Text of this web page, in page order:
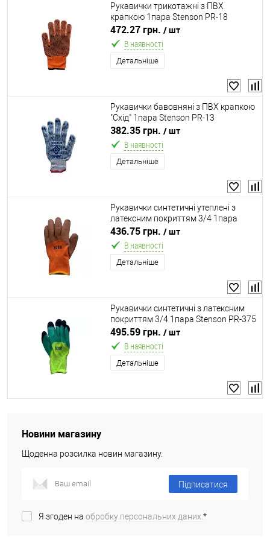
Рукавички трикотажні з ПВХ
крапкою 1пара Stenson PR-18
472.27 грн. / шт
В наявності
Детальніше
Рукавички бавовняні з ПВХ крапкою
"Схід" 1пара Stenson PR-13
382.35 грн. / шт
В наявності
Детальніше
Рукавички синтетичні утеплені з
латексним покриттям 3/4 1пара
Stenson PR-17
436.75 грн. / шт
В наявності
Детальніше
Рукавички синтетичні з латексним
покриттям 3/4 1пара Stenson PR-375
495.59 грн. / шт
В наявності
Детальніше
Новини магазину
Щоденна розсилка новин магазину.
Підписатися
Я згоден на обробку персональних даних.*